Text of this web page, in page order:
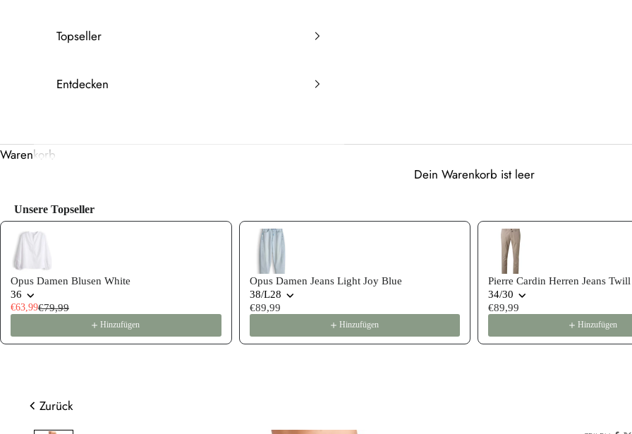
Topseller
Entdecken
Warenkorb
Dein Warenkorb ist leer
Unsere Topseller
Use the Previous and Next buttons to navigate through product recommendations, or scroll horizontally to view more
Opus Damen Blusen White
36
€63,99€79,99
Hinzufügen
Opus Damen Jeans Light Joy Blue
38/L28
€89,99
Hinzufügen
Pierre Cardin Herren Jeans Twill
34/30
€89,99
Hinzufügen
Zurück